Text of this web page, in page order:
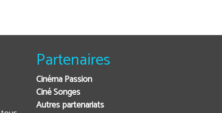
Partenaires
Cinéma Passion
Ciné Songes
Autres partenariats